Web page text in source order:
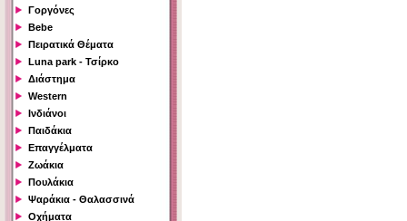
Γοργόνες
Bebe
Πειρατικά Θέματα
Luna park - Τσίρκο
Διάστημα
Western
Ινδιάνοι
Παιδάκια
Επαγγέλματα
Ζωάκια
Πουλάκια
Ψαράκια - Θαλασσινά
Οχήματα